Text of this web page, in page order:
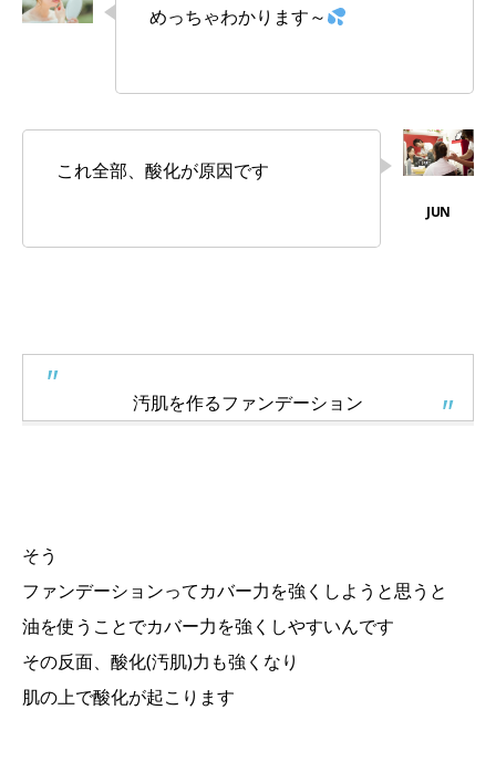
めっちゃわかります～
これ全部、酸化が原因です
汚肌を作るファンデーション
そう
ファンデーションってカバー力を強くしようと思うと
油を使うことでカバー力を強くしやすいんです
その反面、酸化(汚肌)力も強くなり
肌の上で酸化が起こります